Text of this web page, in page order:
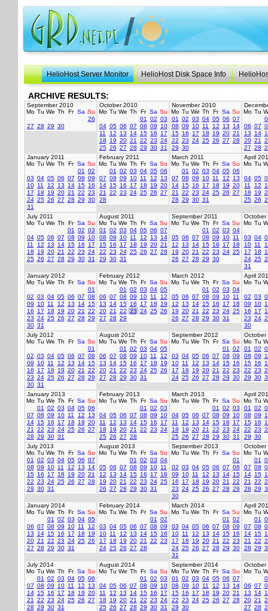
HelioHost Server Monitor HelioHost Disk Space Info
ARCHIVE RESULTS:
September 2010
Mo Tu We Th Fr Sa Su
26
27 28 29 30
October 2010
Mo Tu We Th Fr Sa Su
01
02 03
04 05 06 07 08 09
10
11
12 13 14 15 16
17
18
19 20 21 22 23 24
25 26 27 28 29 30 31
November 2010
Mo Tu We Th Fr Sa Su
01
02 03 04 05 06 07
08 09 10 11 12 13
14
15 16 17 18 19 20 21
22 23 24 25 26 27 28
29 30
Mo Tu
06 07
13
14
20 21
27 28
January 2011
Mo Tu We Th Fr Sa Su
01
02
03 04 05 06 07 08 09
10 11 12 13 14 15 16
17
18 19 20 21 22 23
24 25 26 27 28 29 30
31
February 2011
Mo Tu We Th Fr Sa Su
01
02 03 04 05 06
07 08 09 10 11 12
13
14 15 16 17 18 19 20
21
22 23 24 25 26 27
28
March 2011
Mo Tu We Th Fr Sa Su
01
02 03 04 05 06
07 08 09 10 11 12
13
14 15 16 17 18 19 20
21
22 23 24 25 26 27
28 29 30 31
April
Mo Tu
04 05
11
12
18
19
25 26
July 2011
Mo Tu We Th Fr Sa Su
01
02 03
04 05 06 07 08 09
10
11
12 13 14 15 16
17
18
19 20 21 22 23 24
25 26 27 28 29 30 31
August 2011
Mo Tu We Th Fr Sa Su
01
02 03 04 05 06 07
08 09 10 11 12 13
14
15 16 17 18 19 20 21
22 23 24 25 26 27 28
29 30 31
September 2011
Mo Tu We Th Fr Sa Su
01
02 03 04
05 06 07 08 09 10 11
12
13 14 15 16 17
18
19 20 21 22 23 24 25
26 27 28 29 30
October
Mo Tu
03 04
10 11
17
18
24 25
31
January 2012
Mo Tu We Th Fr Sa Su
01
02 03 04 05 06 07 08
09
10 11 12 13 14 15
16
17 18 19 20 21
22
23 24 25 26 27 28 29
30 31
February 2012
Mo Tu We Th Fr Sa Su
01
02 03 04 05
06 07 08 09 10 11
12
13
14 15 16 17 18
19
20 21 22 23 24 25 26
27 28 29
March 2012
Mo Tu We Th Fr Sa Su
01
02 03 04
05 06 07 08 09 10 11
12
13 14 15 16 17
18
19 20 21 22 23 24 25
26 27 28 29 30 31
April
Mo Tu
02 03
09
10
16
17
23 24
30
July 2012
Mo Tu We Th Fr Sa Su
01
02 03 04 05 06 07 08
09
10 11 12 13 14 15
16
17 18 19 20 21
22
23 24 25 26 27 28 29
30 31
August 2012
Mo Tu We Th Fr Sa Su
01
02 03 04 05
06 07 08 09 10 11
12
13
14 15 16 17 18
19
20 21 22 23 24 25 26
27 28 29 30 31
September 2012
Mo Tu We Th Fr Sa Su
01
02
03 04 05 06 07 08 09
10 11 12 13 14 15 16
17
18 19 20 21 22 23
24 25 26 27 28 29 30
October
Mo Tu
01
02
08 09
15 16
22 23
29 30
January 2013
Mo Tu We Th Fr Sa Su
01
02 03 04 05 06
07 08 09 10 11 12
13
14 15 16 17 18 19 20
21
22 23 24 25 26 27
28 29 30 31
February 2013
Mo Tu We Th Fr Sa Su
01
02 03
04 05 06 07 08 09
10
11
12 13 14 15 16
17
18
19 20 21 22 23 24
25 26 27 28
March 2013
Mo Tu We Th Fr Sa Su
01
02 03
04 05 06 07 08 09
10
11
12 13 14 15 16
17
18
19 20 21 22 23 24
25 26 27 28 29 30 31
April
Mo Tu
01
02
08 09
15 16
22 23
29 30
July 2013
Mo Tu We Th Fr Sa Su
01
02 03 04 05 06 07
08 09 10 11 12 13
14
15 16 17 18 19 20 21
22 23 24 25 26 27 28
29 30 31
August 2013
Mo Tu We Th Fr Sa Su
01
02 03 04
05 06 07 08 09 10 11
12
13 14 15 16 17
18
19 20 21 22 23 24 25
26 27 28 29 30 31
September 2013
Mo Tu We Th Fr Sa Su
01
02 03 04 05 06 07 08
09
10 11 12 13 14 15
16
17 18 19 20 21
22
23 24 25 26 27 28 29
30
October
Mo Tu
01
07 08
14 15
21
22
28 29
January 2014
Mo Tu We Th Fr Sa Su
01
02 03 04 05
06 07 08 09 10 11
12
13
14 15 16 17 18
19
20 21 22 23 24 25 26
27 28 29 30 31
February 2014
Mo Tu We Th Fr Sa Su
01
02
03 04 05 06 07 08 09
10 11 12 13 14 15 16
17
18 19 20 21 22 23
24 25 26 27 28
March 2014
Mo Tu We Th Fr Sa Su
01
02
03 04 05 06 07 08 09
10 11 12 13 14 15 16
17
18 19 20 21 22 23
24 25 26 27 28 29 30
31
April
Mo Tu
01
07 08
14 15
21
22
28 29
July 2014
Mo Tu We Th Fr Sa Su
01
02 03 04 05 06
07 08 09 10 11 12
13
14 15 16 17 18 19 20
21
22 23 24 25 26 27
28 29 30 31
August 2014
Mo Tu We Th Fr Sa Su
01
02 03
04 05 06 07 08 09
10
11
12 13 14 15 16
17
18
19 20 21 22 23 24
25 26 27 28 29 30 31
September 2014
Mo Tu We Th Fr Sa Su
01
02 03 04 05 06 07
08 09 10 11 12 13
14
15 16 17 18 19 20 21
22 23 24 25 26 27 28
29 30
October
Mo Tu
06 07
13
14
20 21
27 28